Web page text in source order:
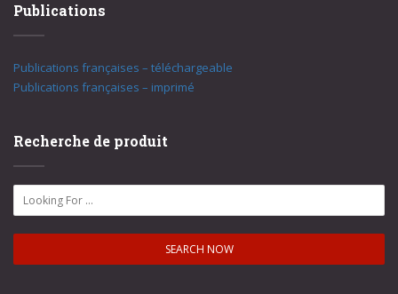
Publications
Publications françaises – téléchargeable
Publications françaises – imprimé
Recherche de produit